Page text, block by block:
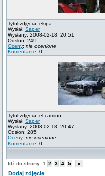
Tytuł zdjęcia: ekipa
Wysłał: Saper
Wysłany: 2008-02-18, 20:51
Odsłon: 249
Oceny: nie ocenione
Komentarze: 0
Tytuł zdjęcia: el camino
Wysłał: Saper
Wysłany: 2008-02-18, 20:47
Odsłon: 285
Oceny: nie ocenione
Komentarze: 0
Idź do strony: 1 2 3 4 5 »
Dodaj zdjęcie